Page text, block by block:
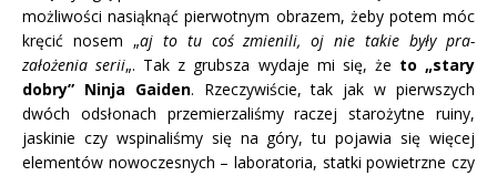
możliwości nasiąknąć pierwotnym obrazem, żeby potem móc
kręcić nosem „aj to tu coś zmienili, oj nie takie były pra-
założenia serii„. Tak z grubsza wydaje mi się, że to „stary
dobry” Ninja Gaiden. Rzeczywiście, tak jak w pierwszych
dwóch odsłonach przemierzaliśmy raczej starożytne ruiny,
jaskinie czy wspinaliśmy się na góry, tu pojawia się więcej
elementów nowoczesnych – laboratoria, statki powietrzne czy